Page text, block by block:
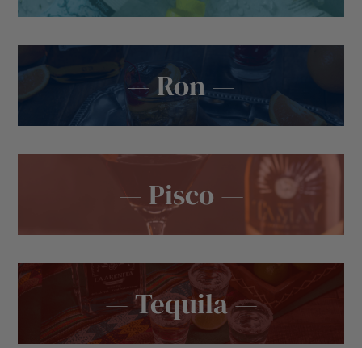
— Ron —
— Pisco —
— Tequila —